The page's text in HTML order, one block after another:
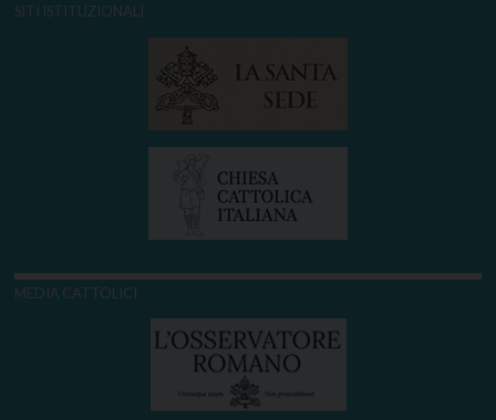
SITI ISTITUZIONALI
MEDIA CATTOLICI